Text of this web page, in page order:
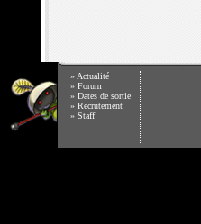
» Actualité
» Forum
» Dates de sortie
» Recrutement
» Staff